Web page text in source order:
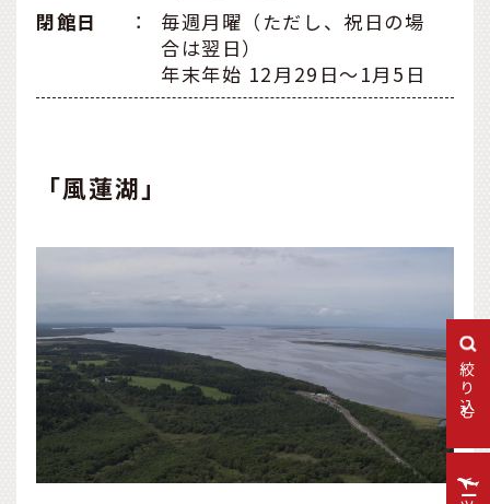
絞り込む
閉館日
：
毎週月曜（ただし、祝日の場
合は翌日）
年末年始 12月29日～1月5日
「風蓮湖」